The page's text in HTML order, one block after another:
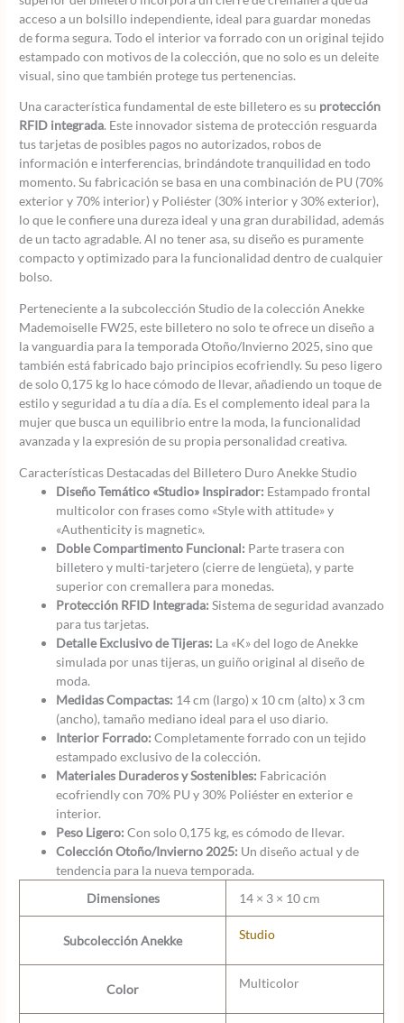
acceso a un bolsillo independiente, ideal para guardar monedas
de forma segura. Todo el interior va forrado con un original tejido
estampado con motivos de la colección, que no solo es un deleite
visual, sino que también protege tus pertenencias.
Una característica fundamental de este billetero es su protección
RFID integrada. Este innovador sistema de protección resguarda
tus tarjetas de posibles pagos no autorizados, robos de
información e interferencias, brindándote tranquilidad en todo
momento. Su fabricación se basa en una combinación de PU (70%
exterior y 70% interior) y Poliéster (30% interior y 30% exterior),
lo que le confiere una dureza ideal y una gran durabilidad, además
de un tacto agradable. Al no tener asa, su diseño es puramente
compacto y optimizado para la funcionalidad dentro de cualquier
bolso.
Perteneciente a la subcolección Studio de la colección Anekke
Mademoiselle FW25, este billetero no solo te ofrece un diseño a
la vanguardia para la temporada Otoño/Invierno 2025, sino que
también está fabricado bajo principios ecofriendly. Su peso ligero
de solo 0,175 kg lo hace cómodo de llevar, añadiendo un toque de
estilo y seguridad a tu día a día. Es el complemento ideal para la
mujer que busca un equilibrio entre la moda, la funcionalidad
avanzada y la expresión de su propia personalidad creativa.
Características Destacadas del Billetero Duro Anekke Studio
Diseño Temático «Studio» Inspirador: Estampado frontal
multicolor con frases como «Style with attitude» y
«Authenticity is magnetic».
Doble Compartimento Funcional: Parte trasera con
billetero y multi-tarjetero (cierre de lengüeta), y parte
superior con cremallera para monedas.
Protección RFID Integrada: Sistema de seguridad avanzado
para tus tarjetas.
Detalle Exclusivo de Tijeras: La «K» del logo de Anekke
simulada por unas tijeras, un guiño original al diseño de
moda.
Medidas Compactas: 14 cm (largo) x 10 cm (alto) x 3 cm
(ancho), tamaño mediano ideal para el uso diario.
Interior Forrado: Completamente forrado con un tejido
estampado exclusivo de la colección.
Materiales Duraderos y Sostenibles: Fabricación
ecofriendly con 70% PU y 30% Poliéster en exterior e
interior.
Peso Ligero: Con solo 0,175 kg, es cómodo de llevar.
Colección Otoño/Invierno 2025: Un diseño actual y de
tendencia para la nueva temporada.
Dimensiones
14 × 3 × 10 cm
Subcolección Anekke Studio
Color Multicolor